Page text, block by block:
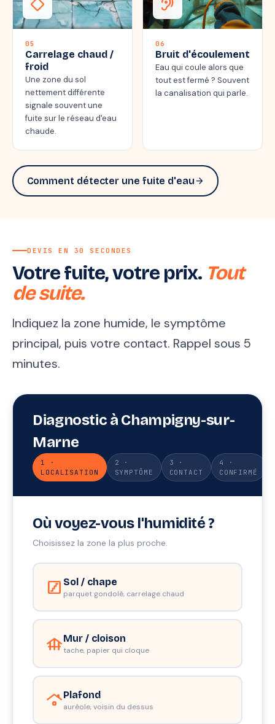
thermostat_carbon
05
Carrelage chaud /
froid
Une zone du sol
nettement différente
signale souvent une
fuite sur le réseau d'eau
chaude.
hearing
06
Bruit d'écoulement
Eau qui coule alors que
tout est fermé ? Souvent
la canalisation qui parle.
Comment détecter une fuite d'eauarrow_forward
DEVIS EN 30 SECONDES
Votre fuite, votre prix. Tout
de suite.
Indiquez la zone humide, le symptôme
principal, puis votre contact. Rappel sous 5
minutes.
Diagnostic à Champigny-sur-
Marne
1 ·
LOCALISATION
2 ·
SYMPTÔME
3 ·
CONTACT
4 ·
CONFIRMÉ
Où voyez-vous l'humidité ?
Choisissez la zone la plus proche.
stairs Sol / chape
parquet gondolé, carrelage chaud
foundationMur / cloison
tache, papier qui cloque
roofingPlafond
auréole, voisin du dessus